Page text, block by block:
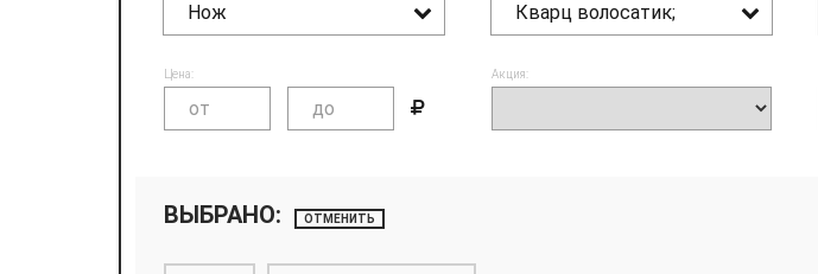
Нож Кварц волосатик;
Цена: Акция:
ВЫБРАНО: ОТМЕНИТЬ